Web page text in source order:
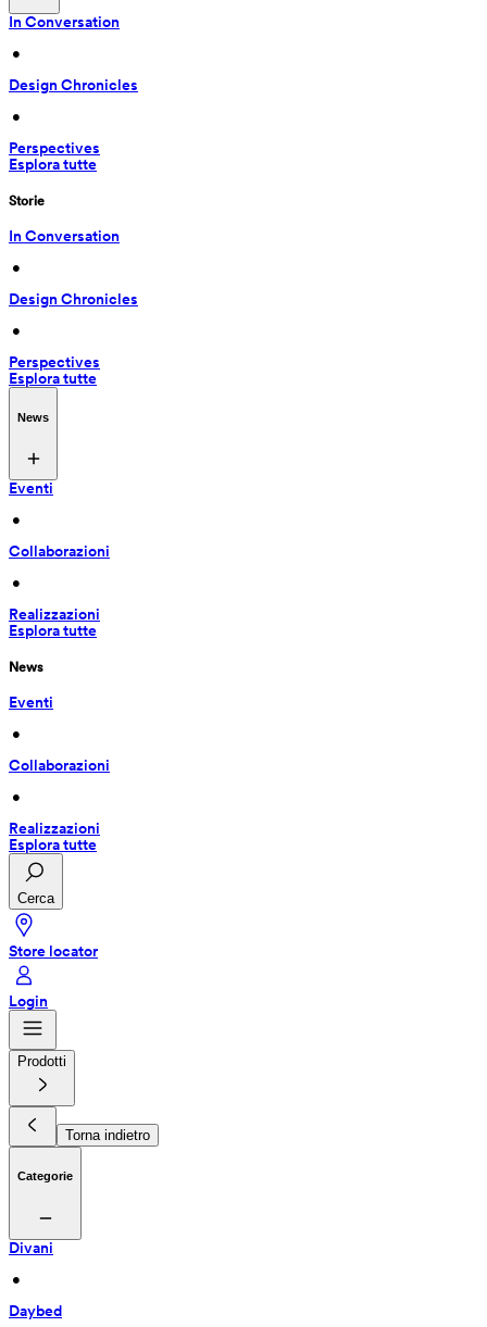
In Conversation
•
Design Chronicles
•
Perspectives
Esplora tutte
Storie
In Conversation
•
Design Chronicles
•
Perspectives
Esplora tutte
News
Eventi
•
Collaborazioni
•
Realizzazioni
Esplora tutte
News
Eventi
•
Collaborazioni
•
Realizzazioni
Esplora tutte
Cerca
Store locator
Login
Prodotti
Torna indietro
Categorie
Divani
•
Daybed